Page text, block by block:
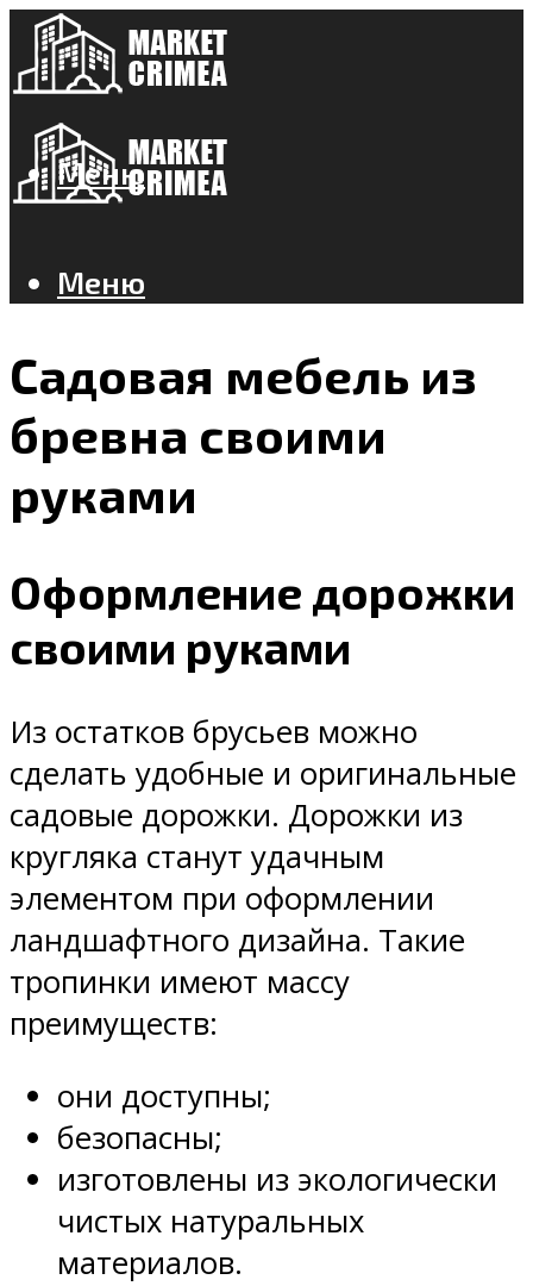
Меню
Меню
Садовая мебель из
бревна своими
руками
Оформление дорожки
своими руками
Из остатков брусьев можно
сделать удобные и оригинальные
садовые дорожки. Дорожки из
кругляка станут удачным
элементом при оформлении
ландшафтного дизайна. Такие
тропинки имеют массу
преимуществ:
они доступны;
безопасны;
изготовлены из экологически
чистых натуральных
материалов.